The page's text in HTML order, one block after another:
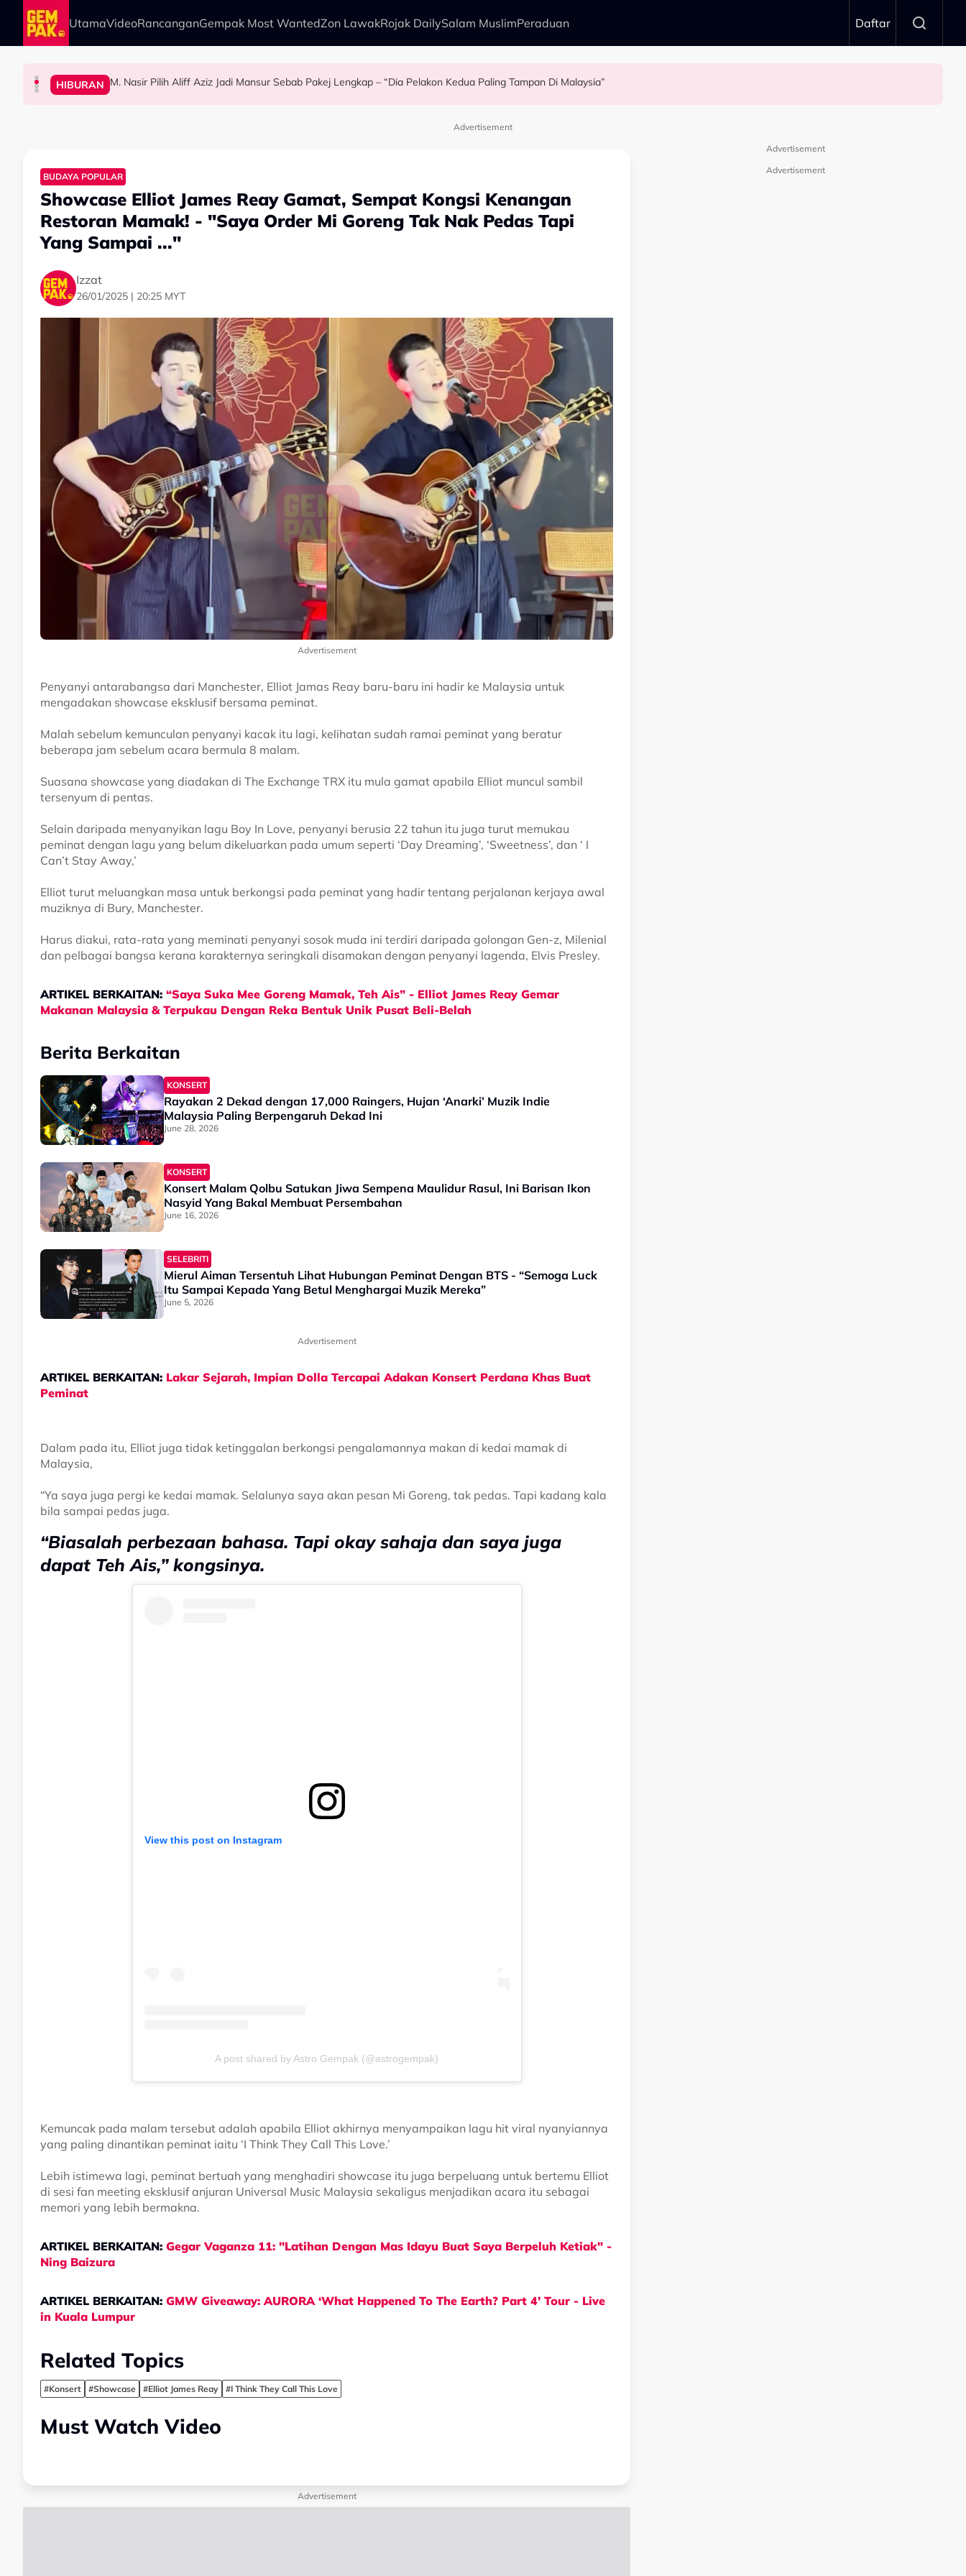
Skip to main content
UtamaVideoRancanganGempak Most WantedZon LawakRojak DailySalam MuslimPeraduan Daftar
HIBURAN M. Nasir Pilih Aliff Aziz, Melinda Dadew Hidupkan Kisah Mansur & Liu
HIBURAN M. Nasir Pilih Aliff Aziz Jadi Mansur Sebab Pakej Lengkap – “Dia Pelakon Kedua Paling Tampan Di Malaysia”
GAYA HIDUP Ramai Masih Bujang Bukan Kerana Memilih Tetapi...
HIBURAN Impian Yusry Untuk Dikenali Sebagai Penyanyi Rock - “Bila Saya Cakap Dengan Lisa Nak Buat…”
Advertisement
BUDAYA POPULAR
Showcase Elliot James Reay Gamat, Sempat Kongsi Kenangan
Restoran Mamak! - "Saya Order Mi Goreng Tak Nak Pedas Tapi
Yang Sampai ..."
Izzat
26/01/2025 | 20:25 MYT
Advertisement
Penyanyi antarabangsa dari Manchester, Elliot Jamas Reay baru-baru ini hadir ke Malaysia untuk
mengadakan showcase eksklusif bersama peminat.
Malah sebelum kemunculan penyanyi kacak itu lagi, kelihatan sudah ramai peminat yang beratur
beberapa jam sebelum acara bermula 8 malam.
Suasana showcase yang diadakan di The Exchange TRX itu mula gamat apabila Elliot muncul sambil
tersenyum di pentas.
Selain daripada menyanyikan lagu Boy In Love, penyanyi berusia 22 tahun itu juga turut memukau
peminat dengan lagu yang belum dikeluarkan pada umum seperti ‘Day Dreaming’, ‘Sweetness’, dan ‘ I
Can’t Stay Away,’
Elliot turut meluangkan masa untuk berkongsi pada peminat yang hadir tentang perjalanan kerjaya awal
muziknya di Bury, Manchester.
Harus diakui, rata-rata yang meminati penyanyi sosok muda ini terdiri daripada golongan Gen-z, Milenial
dan pelbagai bangsa kerana karakternya seringkali disamakan dengan penyanyi lagenda, Elvis Presley.
ARTIKEL BERKAITAN: “Saya Suka Mee Goreng Mamak, Teh Ais” - Elliot James Reay Gemar
Makanan Malaysia & Terpukau Dengan Reka Bentuk Unik Pusat Beli-Belah
Berita Berkaitan
KONSERT
Rayakan 2 Dekad dengan 17,000 Raingers, Hujan ‘Anarki’ Muzik Indie
Malaysia Paling Berpengaruh Dekad Ini
June 28, 2026
KONSERT
Konsert Malam Qolbu Satukan Jiwa Sempena Maulidur Rasul, Ini Barisan Ikon
Nasyid Yang Bakal Membuat Persembahan
June 16, 2026
SELEBRITI
Mierul Aiman Tersentuh Lihat Hubungan Peminat Dengan BTS - “Semoga Luck
Itu Sampai Kepada Yang Betul Menghargai Muzik Mereka”
June 5, 2026
Advertisement
ARTIKEL BERKAITAN: Lakar Sejarah, Impian Dolla Tercapai Adakan Konsert Perdana Khas Buat
Peminat
Dalam pada itu, Elliot juga tidak ketinggalan berkongsi pengalamannya makan di kedai mamak di
Malaysia,
“Ya saya juga pergi ke kedai mamak. Selalunya saya akan pesan Mi Goreng, tak pedas. Tapi kadang kala
bila sampai pedas juga.
“Biasalah perbezaan bahasa. Tapi okay sahaja dan saya juga
dapat Teh Ais,” kongsinya.
View this post on Instagram
A post shared by Astro Gempak (@astrogempak)
Kemuncak pada malam tersebut adalah apabila Elliot akhirnya menyampaikan lagu hit viral nyanyiannya
yang paling dinantikan peminat iaitu ‘I Think They Call This Love.’
Lebih istimewa lagi, peminat bertuah yang menghadiri showcase itu juga berpeluang untuk bertemu Elliot
di sesi fan meeting eksklusif anjuran Universal Music Malaysia sekaligus menjadikan acara itu sebagai
memori yang lebih bermakna.
ARTIKEL BERKAITAN: Gegar Vaganza 11: "Latihan Dengan Mas Idayu Buat Saya Berpeluh Ketiak" -
Ning Baizura
ARTIKEL BERKAITAN: GMW Giveaway: AURORA ‘What Happened To The Earth? Part 4’ Tour - Live
in Kuala Lumpur
Related Topics
#Konsert #Showcase #Elliot James Reay #I Think They Call This Love
Must Watch Video
Advertisement
Advertisement
Advertisement